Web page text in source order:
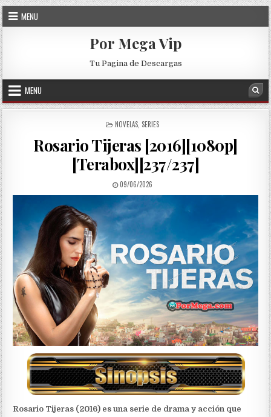
Skip to content
MENU
Por Mega Vip
Tu Pagina de Descargas
MENU
POSTED IN
NOVELAS SERIES
Rosario Tijeras [2016][1080p]
[Terabox][237/237]
PUBLISHED DATE:
09/06/2026
Rosario Tijeras (2016) es una serie de drama y acción que